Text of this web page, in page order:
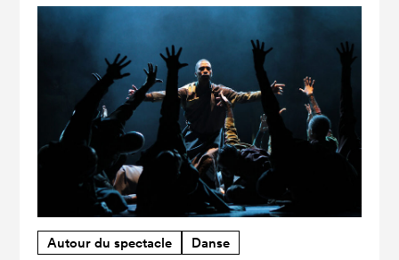
Autour du spectacle Danse